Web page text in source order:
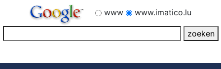
www
www.imatico.lu